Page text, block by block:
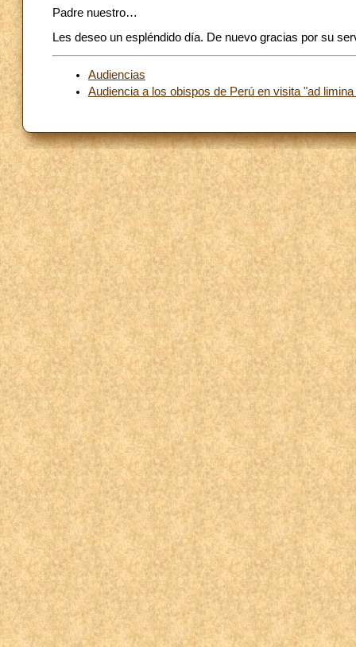
Padre nuestro…
Les deseo un espléndido día. De nuevo gracias por su
Audiencias
Audiencia a los obispos de Perú en visita "ad